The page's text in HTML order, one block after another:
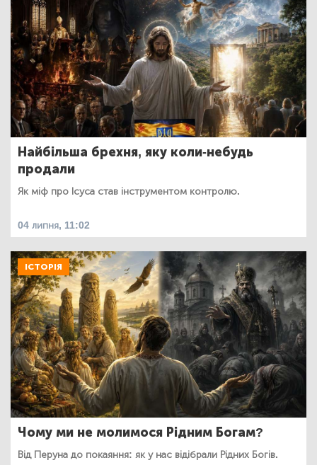
Найбільша брехня, яку коли-небудь
продали
Як міф про Ісуса став інструментом контролю.
04 липня, 11:02
ІСТОРІЯ
Чому ми не молимося Рідним Богам?
Від Перуна до покаяння: як у нас відібрали Рідних Богів.